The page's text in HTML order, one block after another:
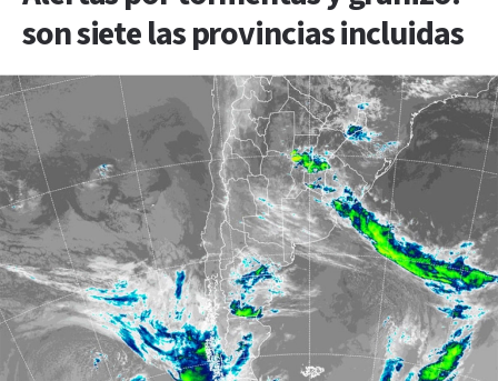
son siete las provincias incluidas